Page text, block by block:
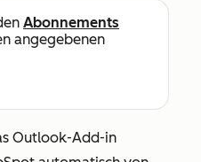
Abonnements
angegebenen
Outlook-Add-in